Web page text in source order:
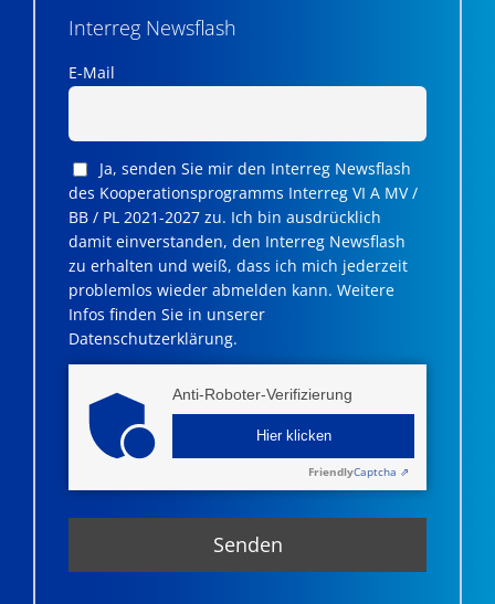
Interreg Newsflash
E-Mail
Ja, senden Sie mir den Interreg Newsflash
des Kooperationsprogramms Interreg VI A MV /
BB / PL 2021-2027 zu. Ich bin ausdrücklich
damit einverstanden, den Interreg Newsflash
zu erhalten und weiß, dass ich mich jederzeit
problemlos wieder abmelden kann. Weitere
Infos finden Sie in unserer
Datenschutzerklärung.
Anti-Roboter-Verifizierung
Hier klicken
FriendlyCaptcha ⇗